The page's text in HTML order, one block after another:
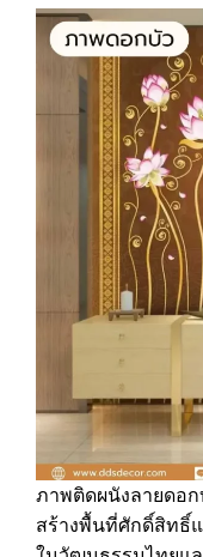
ภาพติดผนังลายดอ
สร้างพื้นที่ศักดิ์สิทธิ์